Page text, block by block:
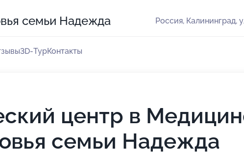
семьи Надежда Россия, Калининград,
3D-ТурКонтакты
центр в
семьи Надежда